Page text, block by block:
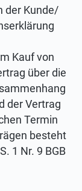
der Kunde/
Kauf von
über die
der Vertrag
Termin
besteht
1 Nr. 9 BGB